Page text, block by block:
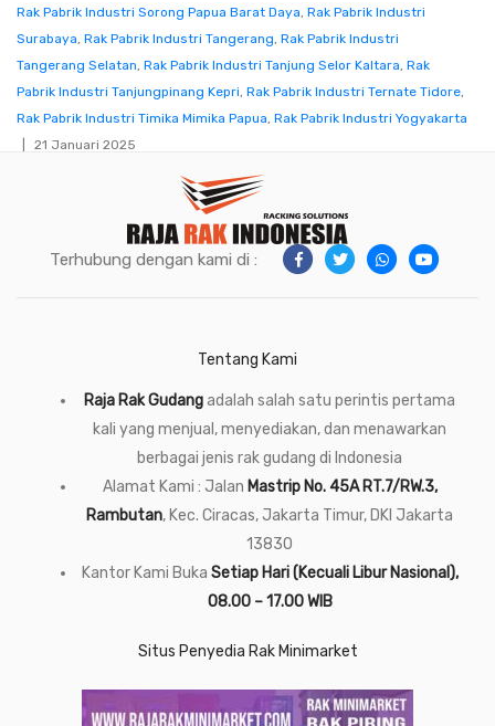
Rak Pabrik Industri Sorong Papua Barat Daya, Rak Pabrik Industri
Surabaya, Rak Pabrik Industri Tangerang, Rak Pabrik Industri
Tangerang Selatan, Rak Pabrik Industri Tanjung Selor Kaltara, Rak
Pabrik Industri Tanjungpinang Kepri, Rak Pabrik Industri Ternate Tidore,
Rak Pabrik Industri Timika Mimika Papua, Rak Pabrik Industri Yogyakarta
21 Januari 2025
Terhubung dengan kami di :
Tentang Kami
Raja Rak Gudangadalah salah satu perintis pertama
kali yang menjual, menyediakan, dan menawarkan
berbagai jenis rak gudang di Indonesia
Alamat Kami : Jalan Mastrip No. 45A RT.7/RW.3,
Rambutan, Kec. Ciracas, Jakarta Timur, DKI Jakarta
13830
Kantor Kami Buka Setiap Hari (Kecuali Libur Nasional),
08.00 – 17.00 WIB
Situs Penyedia Rak Minimarket